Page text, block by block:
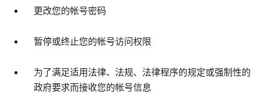
更改您的帐号密码
暂停或终止您的帐号访问权限
为了满足适用法律、法规、法律程序的规定或强制性的
政府要求而接收您的帐号信息